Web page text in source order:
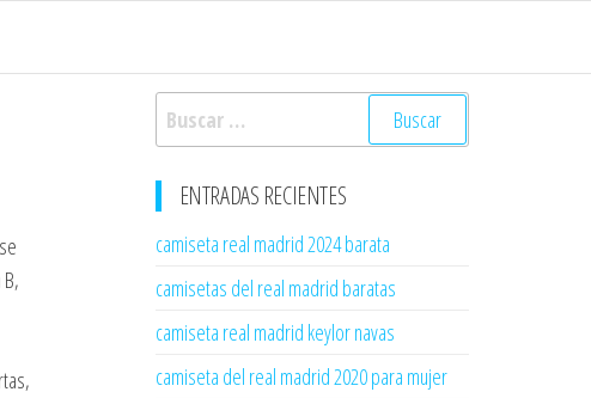
Buscar:
ENTRADAS RECIENTES
camiseta real madrid 2024 barata
camisetas del real madrid baratas
camiseta real madrid keylor navas
camiseta del real madrid 2020 para mujer